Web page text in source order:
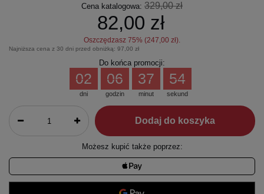
Cena katalogowa: 329,00 zł
82,00 zł
Oszczędzasz 75% (247,00 zł).
Najniższa cena z 30 dni przed obniżką: 97,00 zł
Do końca promocji:
dni
02
godzin
06
minut
37
sekund
53
Dodaj do koszyka
Możesz kupić także poprzez: